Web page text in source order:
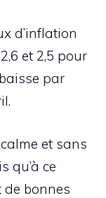
d’inflation
et 2,5 pour
par
et sans
qu’à ce
de bonnes